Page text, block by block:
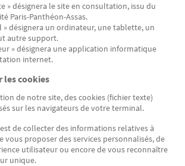
» désignera le site en consultation, issu du
Paris-Panthéon-Assas.
» désignera un ordinateur, une tablette, un
autre support.
» désignera une application informatique
internet.
les cookies
de notre site, des cookies (fichier texte)
sur les navigateurs de votre terminal.
de collecter des informations relatives à
vous proposer des services personnalisés, de
utilisateur ou encore de vous reconnaître
unique.